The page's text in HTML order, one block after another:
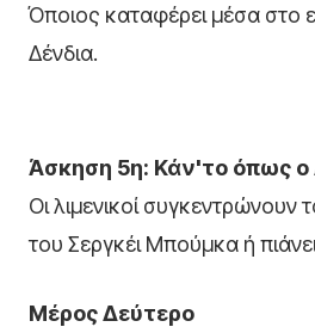
Όποιος καταφέρει μέσα στο
Δένδια.
Άσκηση 5η: Κάν'το όπως ο
Οι λιμενικοί
του Σεργκέι Μπούμκα ή
Μέρος Δεύτερο